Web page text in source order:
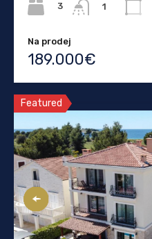
3
1
Na prodej
189.000€
Featured